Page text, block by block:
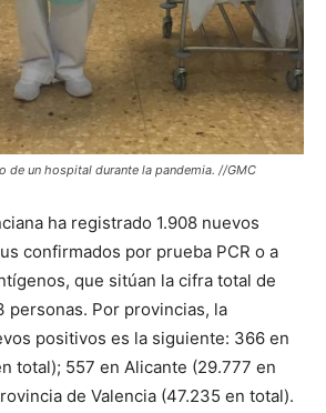
de un hospital durante la pandemia. //GMC
ha registrado 1.908 nuevos
confirmados por prueba PCR o a
que sitúan la cifra total de
personas. Por provincias, la
positivos es la siguiente: 366 en
total); 557 en Alicante (29.777 en
de Valencia (47.235 en total).